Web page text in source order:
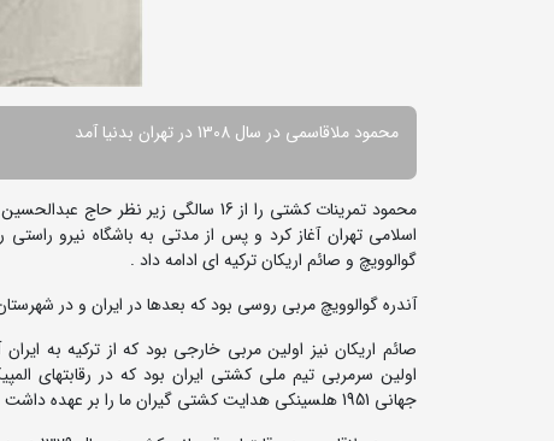
محمود ملاقاسمی در سال 1308 در تهران بدنیا آمد
محمود تمرینات کشتی را از 16 سالگی زیر
اسلامی تهران آغاز کرد و پس از مدتی به باشگاه نیرو
گوالوویچ و صائم اریکان ترکیه ای ادامه داد .
آندره گوالوویچ مربی روسی بود که بعدها در ایران و در
صائم اریکان نیز اولین مربی خارجی بود که از ترکیه به
جهانی 1951 هلسینکی هدایت کشتی گیران ما را بر عهده داشت .